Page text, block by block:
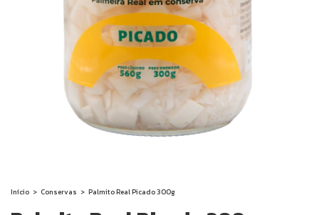
Início > Conservas > Palmito Real Picado 300g